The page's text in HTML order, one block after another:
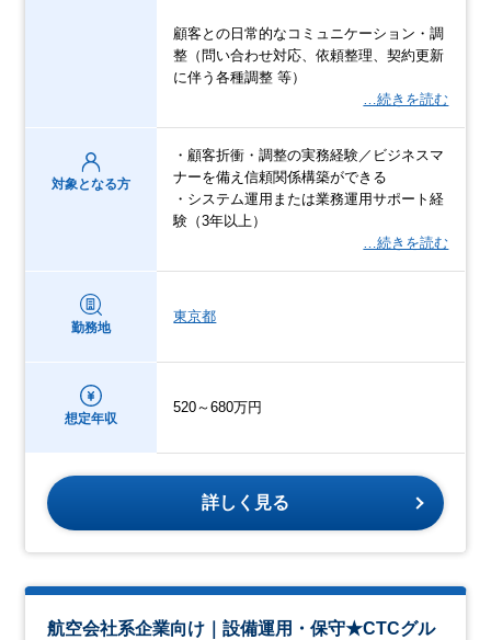
顧客との日常的なコミュニケーション・調
整（問い合わせ対応、依頼整理、契約更新
に伴う各種調整 等）
…続きを読む
対象となる方
・顧客折衝・調整の実務経験／ビジネスマ
ナーを備え信頼関係構築ができる
・システム運用または業務運用サポート経
験（3年以上）
…続きを読む
勤務地
東京都
想定年収
520～680万円
詳しく見る
航空会社系企業向け｜設備運用・保守★CTCグル